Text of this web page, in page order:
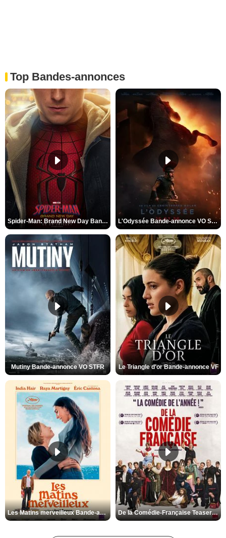
Top Bandes-annonces
Spider-Man: Brand New Day Bande-annonce VO STFR L'Odyssée Bande-annonce VO STFR
Mutiny Bande-annonce VO STFR Le Triangle d'or Bande-annonce VF
Les Matins merveilleux Bande-annonce VF De la Comédie-Française Teaser VF